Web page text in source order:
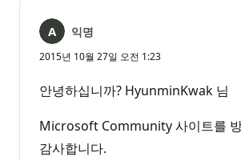
익명
2015년 10월 27일 오전 1:23
안녕하십니까? HyunminKwak 님
Microsoft Community 사이트를
감사합니다.